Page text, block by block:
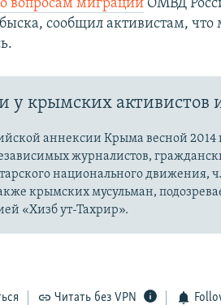
вопросам миграции ОМВД
сообщил активистам,
у крымских активистов
аннексии Крыма весной 2014
журналистов,
национального движения,
крымских мусульман,
«Хизб ут-Тахрир».
Читать без VPN